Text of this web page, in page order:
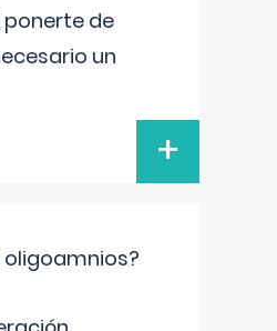
ponerte de
un
+
oligoamnios?